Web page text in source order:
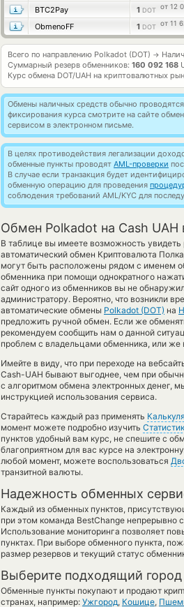
BTC2Pay
1 DOT от 12
ObmenoFF
1 DOT от 11
Всего по направлению Polkadot (DOT) →
Суммарный резерв обменников: 160 092 168
Курс обмена DOT/UAH на криптовалютных
Обмены наличных средств обычно проводятся
фиксирования курса смотрите на сайте
сервисом в электронном письме.
В целях противодействия легализации
обменные пункты проводят AML-проверки
В случае если транзакция будет
обменную операцию для проведения
соблюдения требований AML/KYC для
Обмен Polkadot на Cash UAH
В таблице вы имеете возможность
автоматический обмен Криптовалюта
могут быть расположены рядом с именем
обменника при помощи однократного
сайт одного из обменников вы не
администратору. Вероятно, что возникли
автоматические обмены Polkadot (DOT) на
предложить ручной обмен. Если же
рекомендуем сообщить нам о данной
проблем с владельцами обменника, или же
Имейте в виду, что при переходе на
Cash-UAH бывают выгоднее, чем при
с алгоритмом обмена электронных денег,
инструкцией использования сервиса.
Старайтесь каждый раз применять
момент можете подробно изучить
пунктов удобный вам курс, не спешите с
благоприятном для вас курсе на
любой момент, можете воспользоваться
транзитной валюты.
Надежность обменных
Каждый из обменных пунктов,
при этом команда BestChange непрерывно
Использование мониторинга позволяет
пунктах. При выборе обменного пункта,
размер резервов и текущий статус
Выберите подходящий город
Обменные пункты покупают и продают
странах, например: Ужгород, Кошице,